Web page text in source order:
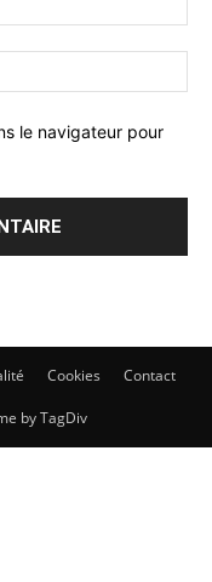
le navigateur pour
Cookies Contact
by TagDiv